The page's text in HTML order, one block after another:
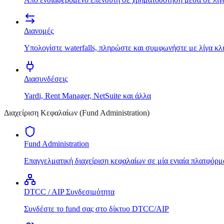
Διανομές
Υπολογίστε waterfalls, πληρώστε και συμφωνήστε με λίγα
Διασυνδέσεις
Yardi, Rent Manager, NetSuite και άλλα
Διαχείριση Κεφαλαίων (Fund Administration)
Fund Administration
Επαγγελματική διαχείριση κεφαλαίων σε μία ενιαία
DTCC / AIP Συνδεσιμότητα
Συνδέστε το fund σας στο δίκτυο DTCC/AIP